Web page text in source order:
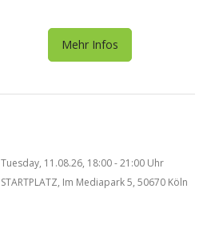
Mehr Infos
Tuesday, 11.08.26, 18:00 - 21:00 Uhr
STARTPLATZ, Im Mediapark 5, 50670 Köln